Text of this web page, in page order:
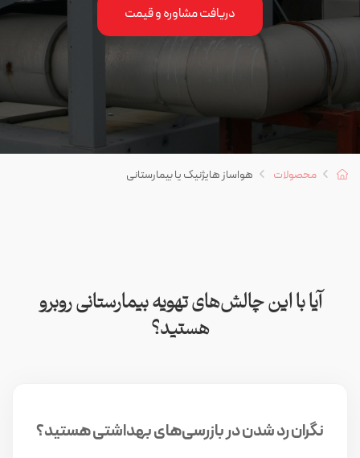
دریافت مشاوره و قیمت
محصولات هواساز هایژنیک یا بیمارستانی
آیا با این چالش‌های تهویه بیمارستانی روبرو
هستید؟
نگران رد شدن در بازرسی‌های بهداشتی هستید؟